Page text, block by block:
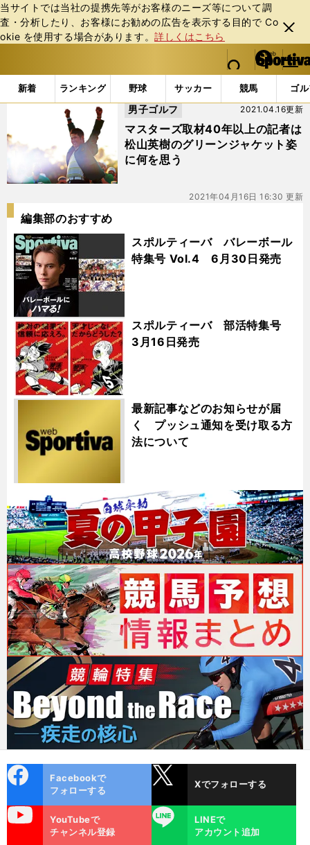
当サイトでは当社の提携先等がお客様のニーズ等について調
査・分析したり、お客様にお勧めの広告を表⽰する⽬的で Co
okie を使⽤する場合があります。詳しくはこちら
閉じ
る
web Sportiva (webスポルティーバ)
検索
マイペ
ー
ジ
メニュ
新着 ランキング 野球 サッカー 競馬 ゴ
b
ス
テ
バ
「#ローアマ」の最新ニュース・ 情報
マスターズ取材40年以上の記者は
松山英樹のグリーンジャケット姿
に何を思う
2021.04.16更新
男子ゴルフ
2021年04月16日 16:30 更新
編集部のおすすめ
スポルティーバ バレーボール
特集号 Vol.4 6月30日発売
スポルティーバ 部活特集号
3月16日発売
最新記事などのお知らせが届
く プッシュ通知を受け取る方
法について
ok
Facebookで
フォローする
Xでフォローする
YouTubeで
チャンネル登録
LINE
LINEで
アカウント追加